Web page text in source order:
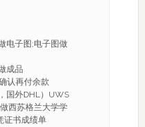
电子图;电子图做
成品
认再付余款
国外DHL）UWS
西苏格兰大学学
证书成绩单